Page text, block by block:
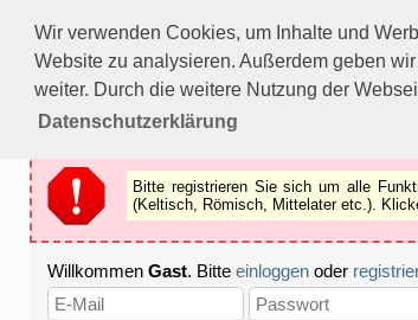
Wir verwenden Cookies, um Inhalte und
Website zu analysieren. Außerdem geben
weiter. Durch die weitere Nutzung der
Datenschutzerklärung
Bitte registrieren Sie sich um alle Funktionen
Als Gast können Sie z.B.keine Bilder
Registrieren
Bitte registrieren Sie sich um alle
(Keltisch, Römisch, Mittelater etc.).
Willkommen Gast. Bitte einloggen oder